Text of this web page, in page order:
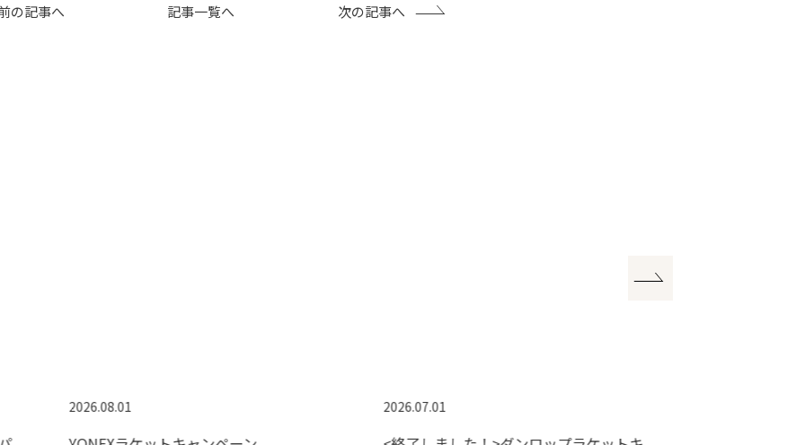
の記事へ 記事一覧へ 次の記事へ
2026.08.01 2026.07.01